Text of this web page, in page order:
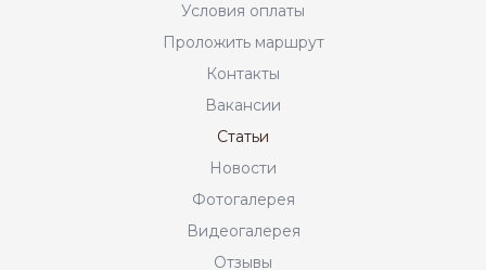
Условия оплаты
Проложить маршрут
Контакты
Вакансии
Статьи
Новости
Фотогалерея
Видеогалерея
Отзывы